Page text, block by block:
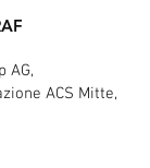
AG,
ACS Mitte,